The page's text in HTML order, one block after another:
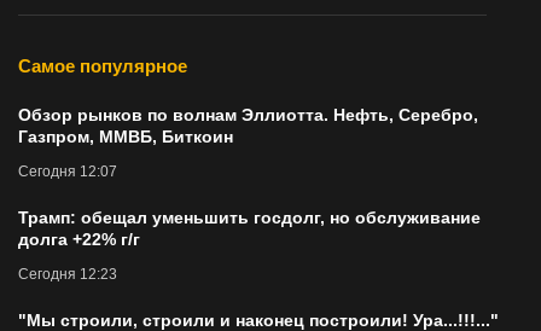
Самое популярное
Обзор рынков по волнам Эллиотта. Нефть, Серебро,
Газпром, ММВБ, Биткоин
Сегодня 12:07
Трамп: обещал уменьшить госдолг, но обслуживание
долга +22% г/г
Сегодня 12:23
"Мы строили, строили и наконец построили! Ура...!!!..."